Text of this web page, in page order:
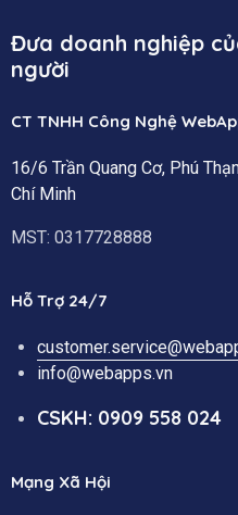
Đưa doanh nghiệp
người
CT TNHH Công Nghệ
16/6 Trần Quang Cơ, Phú
Chí Minh
MST: 0317728888
Hỗ Trợ 24/7
info@webapps.vn
CSKH: 0909 558 024
Mạng Xã Hội